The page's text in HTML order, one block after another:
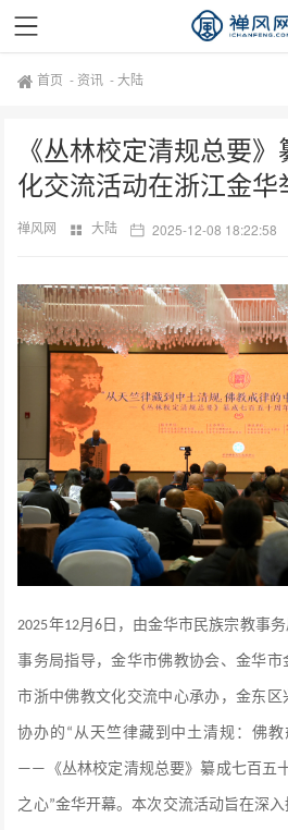
首页 - 资讯 -大陆
《丛林校定清规总要
化交流活动在浙江金华
禅风网 大陆 2025-12-08 18:22:58
2025年12月 6日，由金华市民族宗教事
事务局指导，金华市佛教协会、金华
市浙中佛教文化交流中心承办，金东
协办的 “ 从天竺律藏到中土清规：佛
—— 《丛林校定清规总要》纂成七百五
之心”金华开幕。本次交流活动旨在深